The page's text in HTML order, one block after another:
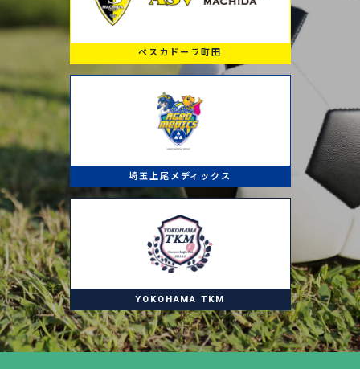
ペスカドーラ町田
埼玉上尾メディックス
YOKOHAMA TKM